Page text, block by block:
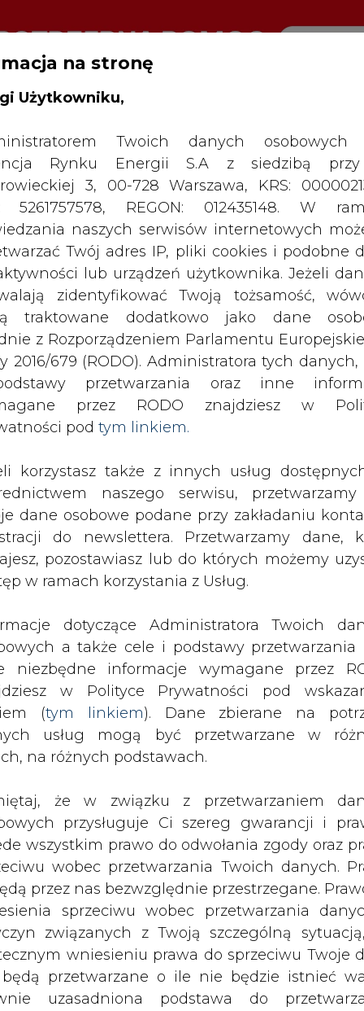
ZMIANY KADROWE NA RYNKU
na stronę
Użytkowniku,
Twoich danych osobowych
Rynku Energii S.A z siedzibą
3, 00-728 Warszawa, KRS:
5261757578, REGON: 012435148. W
naszych serwisów internetowych
Twój adres IP, pliki cookies i podobne
lub urządzeń użytkownika. Jeżeli
zidentyfikować Twoją tożsamość,
traktowane dodatkowo jako dane
z Rozporządzeniem Parlamentu
2016/679 (RODO). Administratora tych danych,
przetwarzania oraz inne
przez RODO znajdziesz w
pod tym linkiem.
korzystasz także z innych usług
naszego serwisu,
dane osobowe podane przy zakładaniu
do newslettera. Przetwarzamy dane,
pozostawiasz lub do których możemy
w ramach korzystania z Usług.
dotyczące Administratora Twoich
a także cele i podstawy przetwarzania
niezbędne informacje wymagane przez
w Polityce Prywatności pod
(tym linkiem). Dane zbierane na
usług mogą być przetwarzane w
na różnych podstawach.
że w związku z przetwarzaniem
przysługuje Ci szereg gwarancji i
wszystkim prawo do odwołania zgody oraz
wobec przetwarzania Twoich danych.
przez nas bezwzględnie przestrzegane.
sprzeciwu wobec przetwarzania
związanych z Twoją szczególną
wniesieniu prawa do sprzeciwu Twoje
przetwarzane o ile nie będzie istnieć
uzasadniona podstawa do
drukuj skomentuj udostępnij :
u poinformował o przyczynach
z osiedli w tym mieście. Jak
MPEC.
Osiedla Jana III Sobieskiego we
znajdującej się na terenie i będącej
ciepła, Elektrociepłownia Zakrzów.
Artykuł powstał bez wsparcia narzędzi sztucznej
inteligencji. Wydawca portalu CIRE zgadza się na
publikacji do szkoleń treningowych LLM.